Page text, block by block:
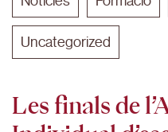
Uncategorized
Les finals de